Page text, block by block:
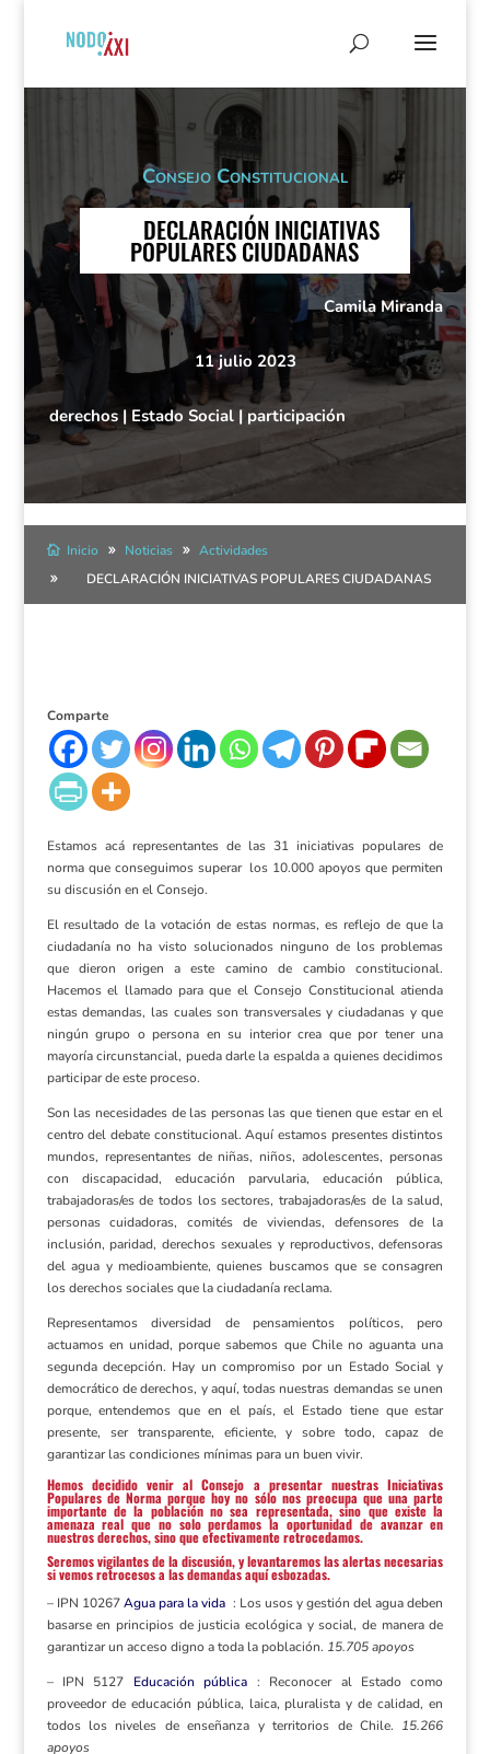
Consejo Constitucional
DECLARACIÓN INICIATIVAS
POPULARES CIUDADANAS
Camila Miranda
11 julio 2023
derechos| Estado Social| participación
Inicio Noticias
Actividades
DECLARACIÓN INICIATIVAS POPULARES CIUDADANAS
Comparte
Estamos acá representantes de las 31 iniciativas populares de
norma que conseguimos superar los 10.000 apoyos que permiten
su discusión en el Consejo.
El resultado de la votación de estas normas, es reflejo de que la
ciudadanía no ha visto solucionados ninguno de los problemas
que dieron origen a este camino de cambio constitucional.
Hacemos el llamado para que el Consejo Constitucional atienda
estas demandas, las cuales son transversales y ciudadanas y que
ningún grupo o persona en su interior crea que por tener una
mayoría circunstancial, pueda darle la espalda a quienes decidimos
participar de este proceso.
Son las necesidades de las personas las que tienen que estar en el
centro del debate constitucional. Aquí estamos presentes distintos
mundos, representantes de niñas, niños, adolescentes, personas
con discapacidad, educación parvularia, educación pública,
trabajadoras/es de todos los sectores, trabajadoras/es de la salud,
personas cuidadoras, comités de viviendas, defensores de la
inclusión, paridad, derechos sexuales y reproductivos, defensoras
del agua y medioambiente, quienes buscamos que se consagren
los derechos sociales que la ciudadanía reclama.
Representamos diversidad de pensamientos políticos, pero
actuamos en unidad, porque sabemos que Chile no aguanta una
segunda decepción. Hay un compromiso por un Estado Social y
democrático de derechos, y aquí, todas nuestras demandas se unen
porque, entendemos que en el país, el Estado tiene que estar
presente, ser transparente, eficiente, y sobre todo, capaz de
garantizar las condiciones mínimas para un buen vivir.
Hemos decidido venir al Consejo a presentar nuestras Iniciativas
Populares de Norma porque hoy no sólo nos preocupa que una parte
importante de la población no sea representada, sino que existe la
amenaza real que no solo perdamos la oportunidad de avanzar en
nuestros derechos, sino que efectivamente retrocedamos.
Seremos vigilantes de la discusión, y levantaremos las alertas necesarias
si vemos retrocesos a las demandas aquí esbozadas.
– IPN 10267Agua para la vida : Los usos y gestión del agua deben
basarse en principios de justicia ecológica y social, de manera de
garantizar un acceso digno a toda la población. 15.705 apoyos
– IPN 5127 Educación pública : Reconocer al Estado como
proveedor de educación pública, laica, pluralista y de calidad, en
todos los niveles de enseñanza y territorios de Chile. 15.266
apoyos